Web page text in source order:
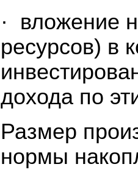
· вложение
ресурсов) в
дохода по
Размер
нормы